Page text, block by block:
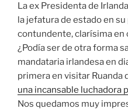
La ex Presidenta de
la jefatura de estado en su
contundente, clarísima en
¿Podía ser de otra forma
mandataria irlandesa en
primera en visitar Ruanda
una incansable luchadora
Nos quedamos muy